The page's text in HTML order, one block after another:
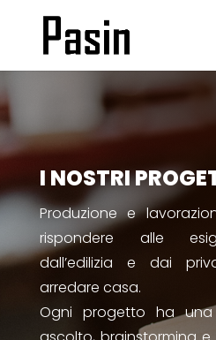
I NOSTRI
Produzione e
rispondere alle
dall’edilizia e dai
arredare casa.
Ogni progetto ha